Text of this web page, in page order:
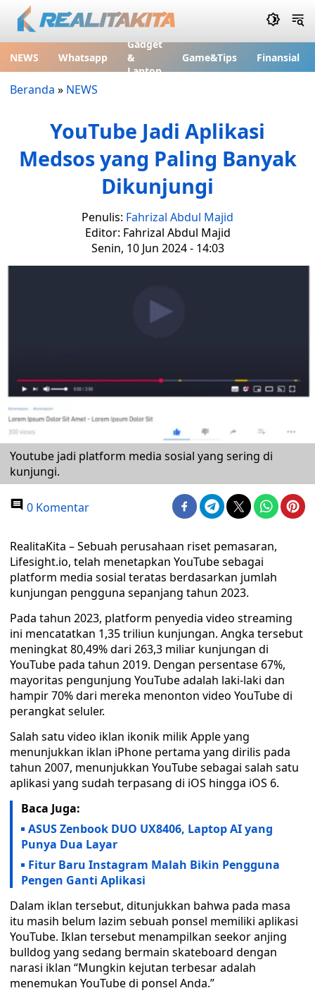
NEWS Whatsapp
Gadget
&
Laptop
Game&Tips Finansial
Beranda » NEWS
YouTube Jadi Aplikasi
Medsos yang Paling Banyak
Dikunjungi
Penulis: Fahrizal Abdul Majid
Editor: Fahrizal Abdul Majid
Senin, 10 Jun 2024 - 14:03
Youtube jadi platform media sosial yang sering di
kunjungi.
0 Komentar
RealitaKita – Sebuah perusahaan riset pemasaran,
Lifesight.io, telah menetapkan YouTube sebagai
platform media sosial teratas berdasarkan jumlah
kunjungan pengguna sepanjang tahun 2023.
Pada tahun 2023, platform penyedia video streaming
ini mencatatkan 1,35 triliun kunjungan. Angka tersebut
meningkat 80,49% dari 263,3 miliar kunjungan di
YouTube pada tahun 2019. Dengan persentase 67%,
mayoritas pengunjung YouTube adalah laki-laki dan
hampir 70% dari mereka menonton video YouTube di
perangkat seluler.
Salah satu video iklan ikonik milik Apple yang
menunjukkan iklan iPhone pertama yang dirilis pada
tahun 2007, menunjukkan YouTube sebagai salah satu
aplikasi yang sudah terpasang di iOS hingga iOS 6.
Baca Juga:
ASUS Zenbook DUO UX8406, Laptop AI yang
Punya Dua Layar
Fitur Baru Instagram Malah Bikin Pengguna
Pengen Ganti Aplikasi
Dalam iklan tersebut, ditunjukkan bahwa pada masa
itu masih belum lazim sebuah ponsel memiliki aplikasi
YouTube. Iklan tersebut menampilkan seekor anjing
bulldog yang sedang bermain skateboard dengan
narasi iklan “Mungkin kejutan terbesar adalah
menemukan YouTube di ponsel Anda.”